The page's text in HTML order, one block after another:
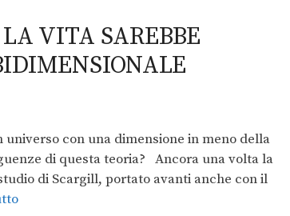
VITA SAREBBE
universo con una dimensione in meno della
di questa teoria? Ancora una volta la
di Scargill, portato avanti anche con il